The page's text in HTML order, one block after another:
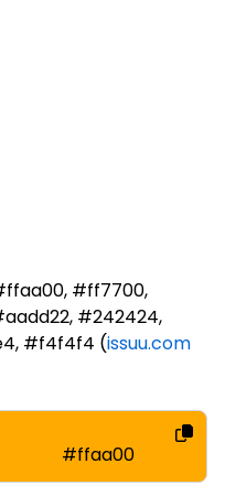
#ff7700,
#242424,
#f4f4f4 (issuu.com
#ffaa00